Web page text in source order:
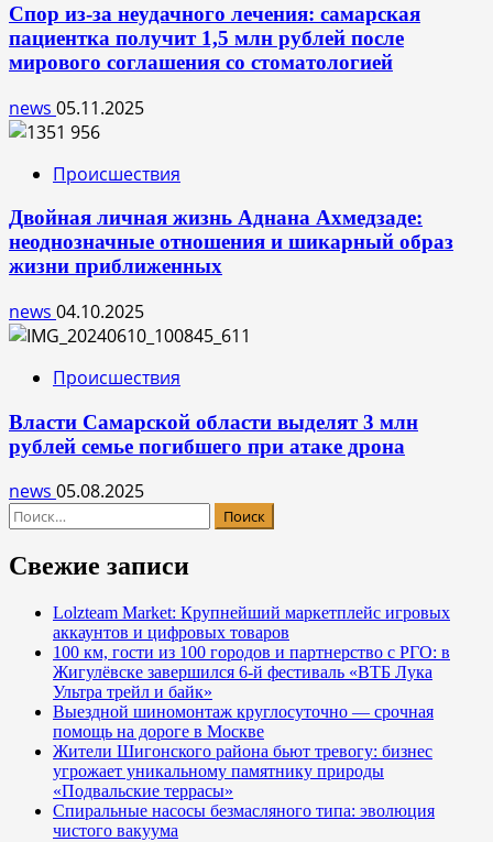
Спор из-за неудачного лечения: самарская
пациентка получит 1,5 млн рублей после
мирового соглашения со стоматологией
news 05.11.2025
Происшествия
Двойная личная жизнь Аднана Ахмедзаде:
неоднозначные отношения и шикарный образ
жизни приближенных
news 04.10.2025
Происшествия
Власти Самарской области выделят 3 млн
рублей семье погибшего при атаке дрона
news 05.08.2025
Найти:
Свежие записи
Lolzteam Market: Крупнейший маркетплейс игровых
аккаунтов и цифровых товаров
100 км, гости из 100 городов и партнерство с РГО: в
Жигулёвске завершился 6-й фестиваль «ВТБ Лука
Ультра трейл и байк»
Выездной шиномонтаж круглосуточно — срочная
помощь на дороге в Москве
Жители Шигонского района бьют тревогу: бизнес
угрожает уникальному памятнику природы
«Подвальские террасы»
Спиральные насосы безмасляного типа: эволюция
чистого вакуума